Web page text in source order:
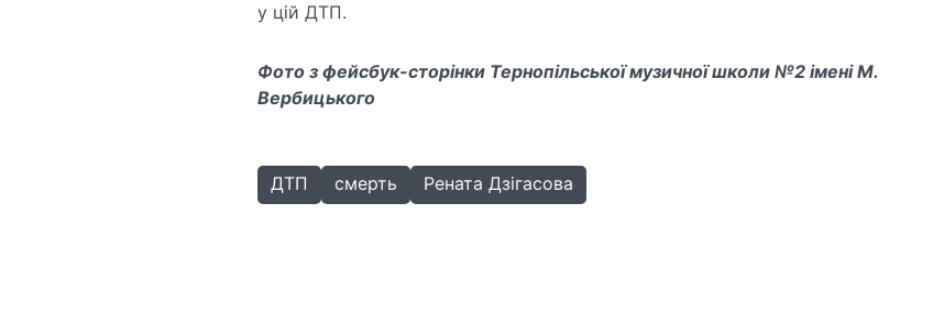
у цій ДТП.
Фото з фейсбук-сторінки Тернопільської музичної школи №2 імені М.
Вербицького
ДТП смерть Рената Дзігасова